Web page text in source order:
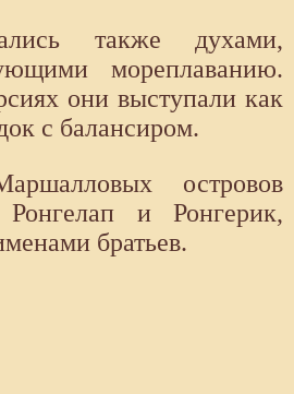
также духами,
мореплаванию.
они выступали как
с балансиром.
островов
и Ронгерик,
братьев.